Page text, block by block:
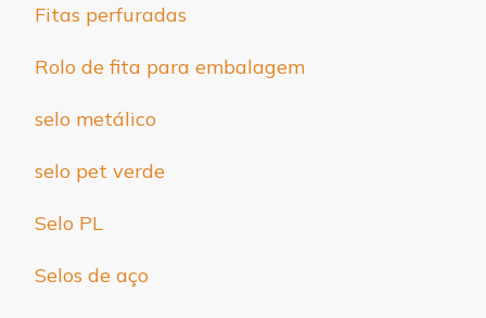
Fitas perfuradas
Rolo de fita para embalagem
selo metálico
selo pet verde
Selo PL
Selos de aço